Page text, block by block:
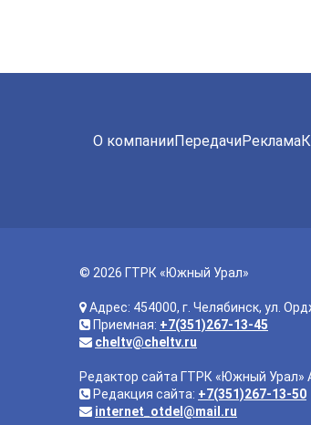
О компанииПередачиРеклама
© 2026 ГТРК «Южный Урал»
Адрес: 454000, г. Челябинск, ул.
Приемная: +7(351)267-13-45
cheltv@cheltv.ru
Редактор сайта ГТРК «Южный
Редакция сайта: +7(351)267-13-50
internet_otdel@mail.ru